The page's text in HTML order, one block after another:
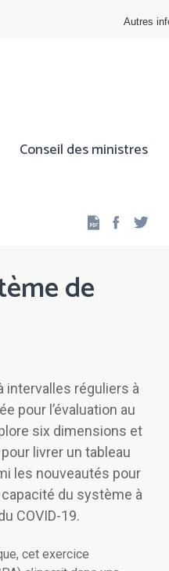
Autres
Conseil des ministres
de
intervalles réguliers à
pour l’évaluation au
six dimensions et
livrer un tableau
les nouveautés pour
du système à
COVID-19.
cet exercice